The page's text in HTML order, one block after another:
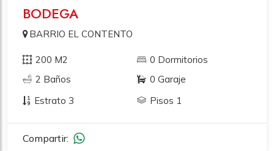
BODEGA
BARRIO EL CONTENTO
200 M2
0 Dormitorios
2 Baños
0 Garaje
Estrato 3
Pisos 1
Compartir: